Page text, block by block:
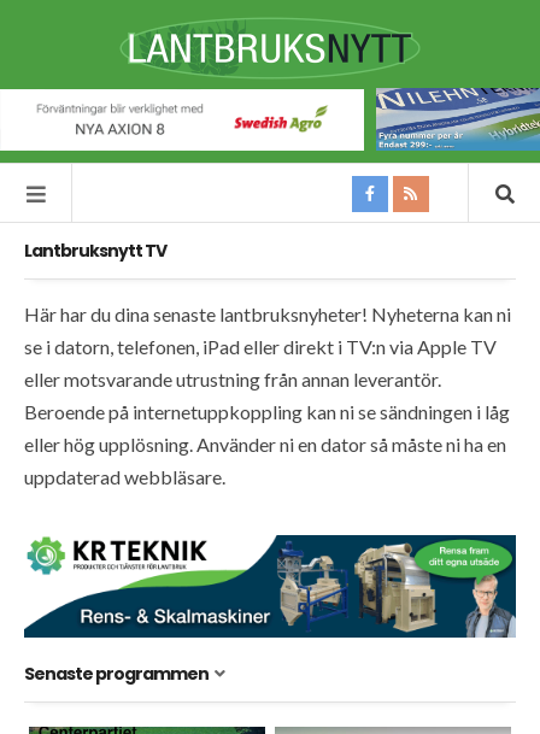
Lantbruksnytt TV
Här har du dina senaste lantbruksnyheter! Nyheterna kan ni
se i datorn, telefonen, iPad eller direkt i TV:n via Apple TV
eller motsvarande utrustning från annan leverantör.
Beroende på internetuppkoppling kan ni se sändningen i låg
eller hög upplösning. Använder ni en dator så måste ni ha en
uppdaterad webbläsare.
Senaste programmen